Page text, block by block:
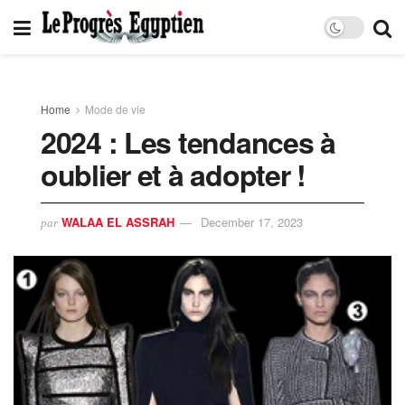
Home Mode de vie
2024 : Les tendances à
oublier et à adopter !
par WALAA EL ASSRAH December 17, 2023